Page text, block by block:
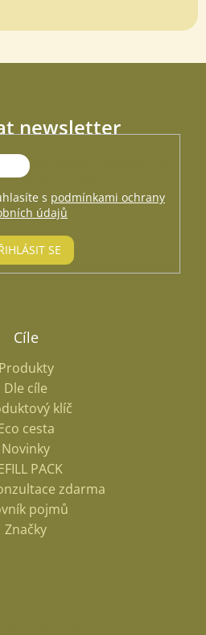
newsletter
budeme zasílat informace o nových
našem e-shopu.
s podmínkami ochrany
údajů
SE
Cíle
Produkty
Dle cíle
klíč
cesta
Novinky
PACK
zdarma
pojmů
Značky